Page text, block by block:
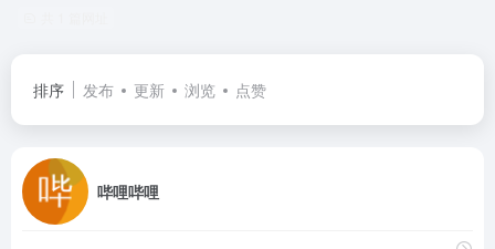
排序 发布 更新 浏览 点赞
哔哩哔哩